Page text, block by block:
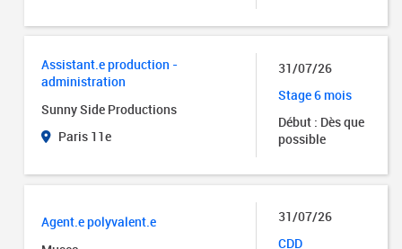
Assistant.e production -
administration
Sunny Side Productions
Paris 11e
31/07/26
Stage 6 mois
Début : Dès que
possible
Agent.e polyvalent.e
31/07/26
CDD